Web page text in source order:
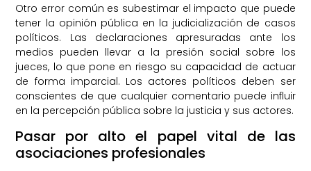
Otro error común es subestimar el impacto que puede
tener la opinión pública en la judicialización de casos
políticos. Las declaraciones apresuradas ante los
medios pueden llevar a la presión social sobre los
jueces, lo que pone en riesgo su capacidad de actuar
de forma imparcial. Los actores políticos deben ser
conscientes de que cualquier comentario puede influir
en la percepción pública sobre la justicia y sus actores.
Pasar por alto el papel vital de las
asociaciones profesionales